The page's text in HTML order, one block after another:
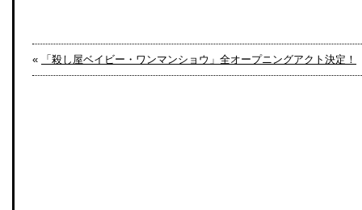
« 「殺し屋ベイビー・ワンマンショウ」全オープニングアクト決定！